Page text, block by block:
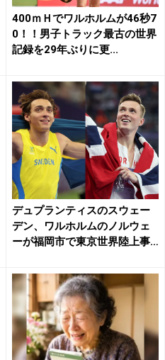
400ｍＨでワルホルムが46秒7
0！！男子トラック最古の世界
記録を29年ぶりに更...
デュプランティスのスウェー
デン、ワルホルムのノルウェ
ーが福岡市で東京世界陸上事